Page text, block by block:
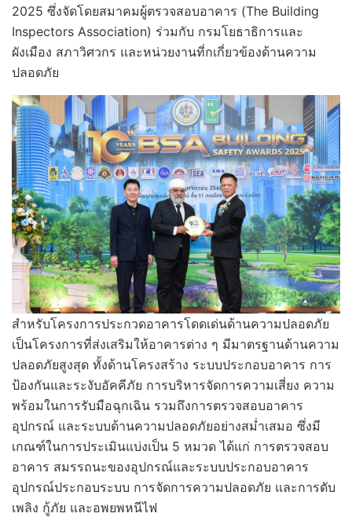
2025 ซึ่งจัดโดยสมาคมผู้ตรวจสอบอาคาร (The Building
Inspectors Association) ร่วมกับ กรมโยธาธิการและ
ผังเมือง สภาวิศวกร และหน่วยงานที่กเกี่ยวข้องด้านความ
ปลอดภัย
สำหรับโครงการประกวดอาคารโดดเด่นด้านความปลอดภัย
เป็นโครงการที่ส่งเสริมให้อาคารต่าง ๆ มีมาตรฐานด้านความ
ปลอดภัยสูงสุด ทั้งด้านโครงสร้าง ระบบประกอบอาคาร การ
ป้องกันและระงับอัคคีภัย การบริหารจัดการความเสี่ยง ความ
พร้อมในการรับมือฉุกเฉิน รวมถึงการตรวจสอบอาคาร
อุปกรณ์ และระบบด้านความปลอดภัยอย่างสม่ำเสมอ ซึ่งมี
เกณฑ์ในการประเมินแบ่งเป็น 5 หมวด ได้แก่ การตรวจสอบ
อาคาร สมรรถนะของอุปกรณ์และระบบประกอบอาคาร
อุปกรณ์ประกอบระบบ การจัดการความปลอดภัย และการดับ
เพลิง กู้ภัย และอพยพหนีไฟ